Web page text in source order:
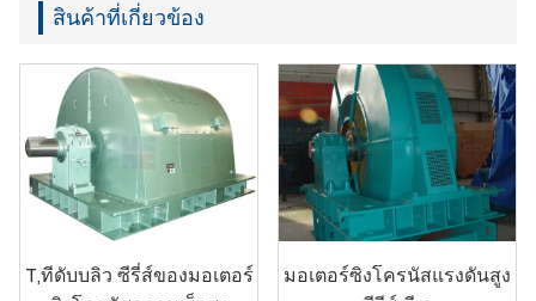
สินค้าที่เกี่ยวข้อง
T,ทีดับบลิว ซีรี่ส์ของมอเตอร์
มอเตอร์ซิงโครนัสแรงดันสูง